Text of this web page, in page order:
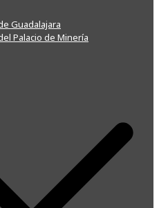
Guadalajara
Palacio de Minería